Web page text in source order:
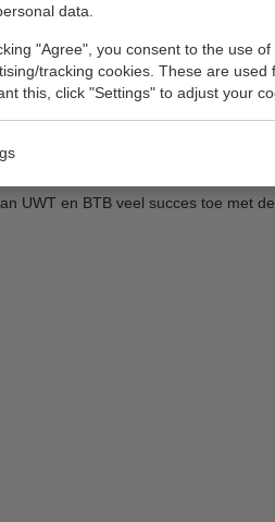
data.
"Agree", you consent to the use
tracking cookies. These are
this, click "Settings" to adjust your
system van UWT zal ook in Born
worden tegen de in
dat hiermee de dienstverlening
Het resultaat zal ook zijn dat
UWT en BTB veel succes toe met